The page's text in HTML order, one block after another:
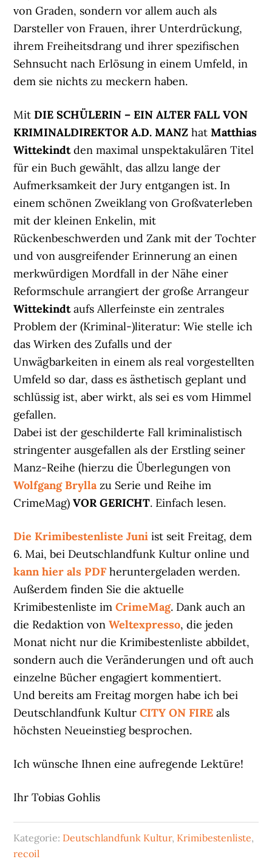
von Graden, sondern vor allem auch als
Darsteller von Frauen, ihrer Unterdrückung,
ihrem Freiheitsdrang und ihrer spezifischen
Sehnsucht nach Erlösung in einem Umfeld, in
dem sie nichts zu meckern haben.
MitDIE SCHÜLERIN – EIN ALTER FALL VON
KRIMINALDIREKTOR A.D. MANZ hatMatthias
Wittekindtden maximal unspektakulären Titel
für ein Buch gewählt, das allzu lange der
Aufmerksamkeit der Jury entgangen ist. In
einem schönen Zweiklang von Großvaterleben
mit der kleinen Enkelin, mit
Rückenbeschwerden und Zank mit der Tochter
und von ausgreifender Erinnerung an einen
merkwürdigen Mordfall in der Nähe einer
Reformschule arrangiert der große Arrangeur
Wittekindtaufs Allerfeinste ein zentrales
Problem der (Kriminal-)literatur: Wie stelle ich
das Wirken des Zufalls und der
Unwägbarkeiten in einem als real vorgestellten
Umfeld so dar, dass es ästhetisch geplant und
schlüssig ist, aber wirkt, als sei es vom Himmel
gefallen.
Dabei ist der geschilderte Fall kriminalistisch
stringenter ausgefallen als der Erstling seiner
Manz-Reihe (hierzu die Überlegungen von
Wolfgang Bryllazu Serie und Reihe im
CrimeMag)VOR GERICHT. Einfach lesen.
Die Krimibestenliste Juni ist seit Freitag, dem
6. Mai, bei Deutschlandfunk Kultur online und
kann hier als PDF heruntergeladen werden.
Außerdem finden Sie die aktuelle
Krimibestenliste imCrimeMag. Dank auch an
die Redaktion vonWeltexpresso, die jeden
Monat nicht nur die Krimibestenliste abbildet,
sondern auch die Veränderungen und oft auch
einzelne Bücher engagiert kommentiert.
Und bereits am Freitag morgen habe ich bei
Deutschlandfunk KulturCITY ON FIRE als
höchsten Neueinstieg besprochen.
Ich wünsche Ihnen eine aufregende Lektüre!
Ihr Tobias Gohlis
Kategorie: Deutschlandfunk Kultur, Krimibestenliste,
recoil